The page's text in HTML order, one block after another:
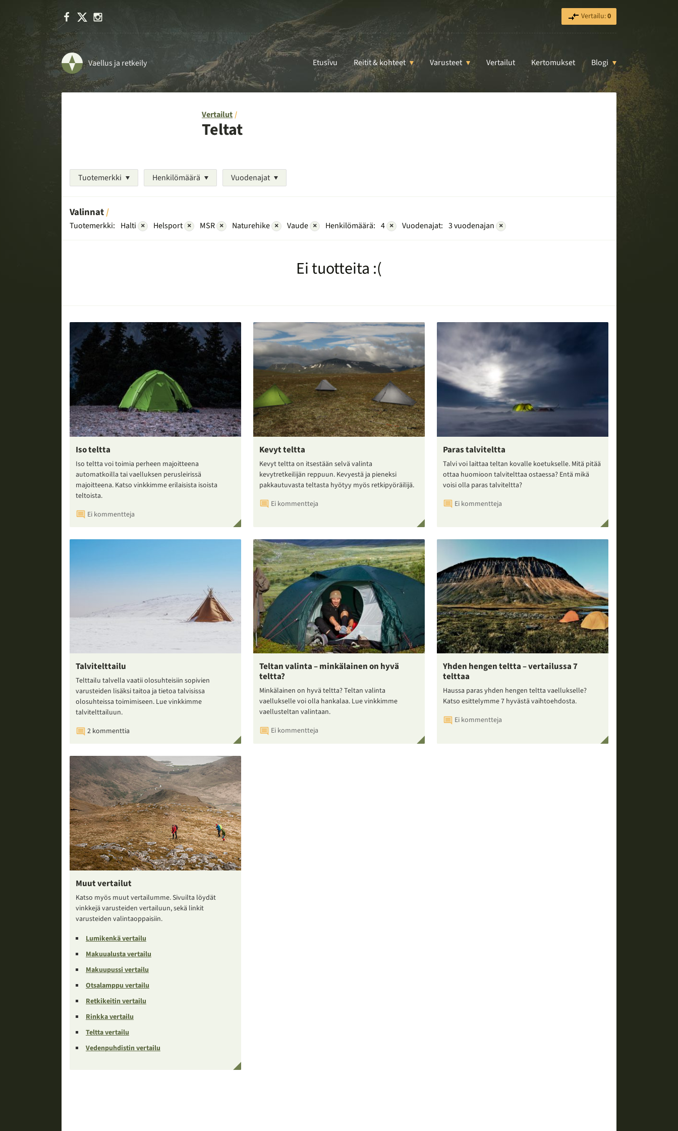
Facebook Vertailu:0
Vaellus ja retkeily Etusivu Reitit & kohteet Varusteet Vertailut Kertomukset Blogi
Vertailut
Teltat
Tuotemerkki Henkilömäärä Vuodenajat
Valinnat
Tuotemerkki: Halti × Helsport × MSR × Naturehike × Vaude × Henkilömäärä: 4 × Vuodenajat: 3 vuodenajan ×
Ei tuotteita :(
Iso teltta
Iso teltta voi toimia perheen majoitteena
automatkoilla tai vaelluksen perusleirissä
majoitteena. Katso vinkkimme erilaisista isoista
teltoista.
Ei kommentteja
Kevyt teltta
Kevyt teltta on itsestään selvä valinta
kevytretkeilijän reppuun. Kevyestä ja pieneksi
pakkautuvasta teltasta hyötyy myös retkipyöräilijä.
Ei kommentteja
Paras talviteltta
Talvi voi laittaa teltan kovalle koetukselle. Mitä pitää
ottaa huomioon talvitelttaa ostaessa? Entä mikä
voisi olla paras talviteltta?
Ei kommentteja
Talvitelttailu
Telttailu talvella vaatii olosuhteisiin sopivien
varusteiden lisäksi taitoa ja tietoa talvisissa
olosuhteissa toimimiseen. Lue vinkkimme
talvitelttailuun.
2 kommenttia
Teltan valinta – minkälainen on hyvä
teltta?
Minkälainen on hyvä teltta? Teltan valinta
vaellukselle voi olla hankalaa. Lue vinkkimme
vaellusteltan valintaan.
Ei kommentteja
Yhden hengen teltta – vertailussa 7
telttaa
Haussa paras yhden hengen teltta vaellukselle?
Katso esittelymme 7 hyvästä vaihtoehdosta.
Ei kommentteja
Muut vertailut
Katso myös muut vertailumme. Sivuilta löydät
vinkkejä varusteiden vertailuun, sekä linkit
varusteiden valintaoppaisiin.
Lumikenkä vertailu
Makuualusta vertailu
Makuupussi vertailu
Otsalamppu vertailu
Retkikeitin vertailu
Rinkka vertailu
Teltta vertailu
Vedenpuhdistin vertailu